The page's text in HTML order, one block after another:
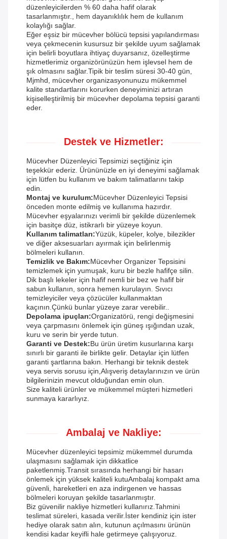
düzenleyicilerden % 60 daha hafif olarak
tasarlanmıştır., hem dayanıklılık hem de kullanım
kolaylığı sağlar.
Eğer eşsiz bir mücevher bölücü tepsisi yapılandırması
veya çekmecenin kusursuz bir şekilde uyum sağlamak
için belirli boyutlara ihtiyaç duyarsanız, özelleştirme
hizmetlerimiz organizörünüzün hem işlevsel hem de
şık olmasını sağlar.Tipik bir teslim süresi 30-40 gün,
Mjmhd, mücevher organizasyonunuzu mükemmel
kalite standartlarını korurken deneyiminizi artıran
kişiselleştirilmiş bir mücevher depolama tepsisi garanti
eder.
Destek ve Hizmetler:
Mücevher Düzenleyici Tepsimizi seçtiğiniz için
teşekkür ederiz. Ürününüzle en iyi deneyimi sağlamak
için lütfen bu kullanım ve bakım talimatlarını takip
edin.
Montaj ve kurulum:Mücevher Düzenleyici Tepsisi
önceden monte edilmiş ve kullanıma hazırdır.
Mücevher eşyalarınızı verimli bir şekilde düzenlemek
için basitçe düz, istikrarlı bir yüzeye koyun.
Kullanım talimatları:Yüzük, küpeler, kolye, bilezikler
ve diğer aksesuarları ayırmak için belirlenmiş
bölmeleri kullanın.
Temizlik ve Bakım:Mücevher Organizer Tepsisini
temizlemek için yumuşak, kuru bir bezle hafifçe silin.
Dik başlı lekeler için hafif nemli bir bez ve hafif bir
sabun kullanın, sonra hemen kurulayın. Sıvıcı
temizleyiciler veya çözücüler kullanmaktan
kaçının.Çünkü bunlar yüzeye zarar verebilir..
Depolama ipuçları:Organizatörü, rengi değişmesini
veya çarpmasını önlemek için güneş ışığından uzak,
kuru ve serin bir yerde tutun.
Garanti ve Destek:Bu ürün üretim kusurlarına karşı
sınırlı bir garanti ile birlikte gelir. Detaylar için lütfen
garanti şartlarına bakın. Herhangi bir teknik destek
veya servis sorusu için,Alışveriş detaylarınızın ve ürün
bilgilerinizin mevcut olduğundan emin olun.
Size kaliteli ürünler ve mükemmel müşteri hizmetleri
sunmaya kararlıyız.
Ambalaj ve Nakliye:
Mücevher düzenleyici tepsimiz mükemmel durumda
ulaşmasını sağlamak için dikkatlice
paketlenmiş.Transit sırasında herhangi bir hasarı
önlemek için yüksek kaliteli kutuAmbalaj kompakt ama
güvenli, hareketleri en aza indirgenen ve hassas
bölmeleri koruyan şekilde tasarlanmıştır.
Biz güvenilir nakliye hizmetleri kullanırız.Tahmini
teslimat süreleri, kasada verilir.İster kendiniz için ister
hediye olarak satın alın, kutunun açılmasını ürünün
kendisi kadar keyifli hale getirmeye çalışıyoruz.